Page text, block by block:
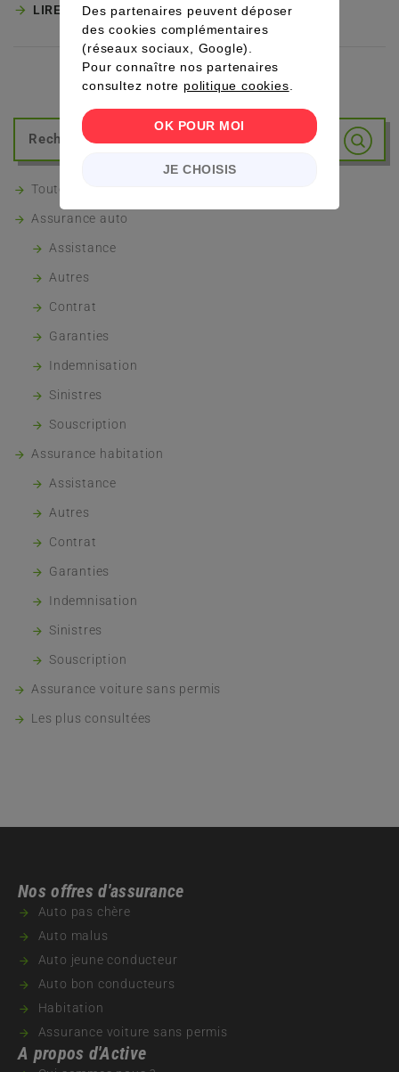
LIRE LA SUITE
Toutes les FAQs
Assurance auto
Assistance
Autres
Contrat
Garanties
Indemnisation
Sinistres
Souscription
Assurance habitation
Assistance
Autres
Contrat
Garanties
Indemnisation
Sinistres
Souscription
Assurance voiture sans permis
Les plus consultées
Nos offres d'assurance
Auto pas chère
Auto malus
Auto jeune conducteur
Auto bon conducteurs
Habitation
Assurance voiture sans permis
A propos d'Active
Des partenaires peuvent déposer
des cookies complémentaires
(réseaux sociaux, Google).
Pour connaître nos partenaires
consultez notre politique cookies
JE CHOISIS
OK POUR MOI